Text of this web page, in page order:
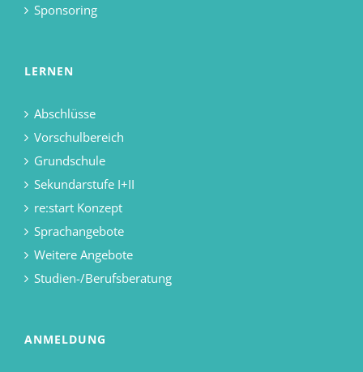
Sponsoring
LERNEN
Abschlüsse
Vorschulbereich
Grundschule
Sekundarstufe I+II
re:start Konzept
Sprachangebote
Weitere Angebote
Studien-/Berufsberatung
ANMELDUNG